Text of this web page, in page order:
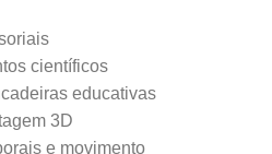
científicos
educativas
3D
e movimento